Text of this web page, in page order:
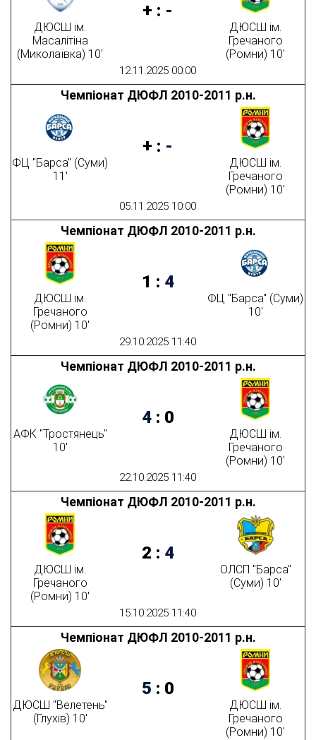
12.11.2025 00:00
ДЮСШ ім.
Масалітіна
(Миколаївка) 10'
+ : -
ДЮСШ ім.
Гречаного
(Ромни) 10'
05.11.2025 10:00
Чемпіонат ДЮФЛ 2010-2011 р.н.
ФЦ "Барса" (Суми)
11'
+ : -
ДЮСШ ім.
Гречаного
(Ромни) 10'
29.10.2025 11:40
Чемпіонат ДЮФЛ 2010-2011 р.н.
ДЮСШ ім.
Гречаного
(Ромни) 10'
1 : 4
ФЦ "Барса" (Суми)
10'
22.10.2025 11:40
Чемпіонат ДЮФЛ 2010-2011 р.н.
АФК "Тростянець"
10'
4: 0
ДЮСШ ім.
Гречаного
(Ромни) 10'
15.10.2025 11:40
Чемпіонат ДЮФЛ 2010-2011 р.н.
ДЮСШ ім.
Гречаного
(Ромни) 10'
2 : 4
ОЛСП "Барса"
(Суми) 10'
Чемпіонат ДЮФЛ 2010-2011 р.н.
ДЮСШ "Велетень"
(Глухів) 10'
5 : 0
ДЮСШ ім.
Гречаного
(Ромни) 10'